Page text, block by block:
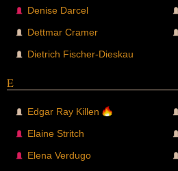
Denise Darcel
Dettmar Cramer
Dietrich Fischer-Dieskau
E
Edgar Ray Killen
Elaine Stritch
Elena Verdugo